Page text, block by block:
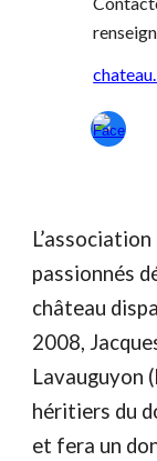
passionnés
château
2008,
Lavauguyon
héritiers du
et fera un